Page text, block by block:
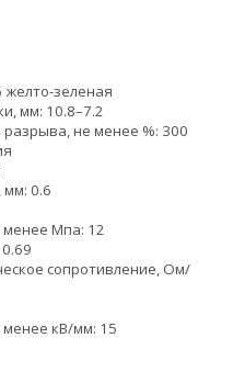
желто-зеленая
мм: 10.8–7.2
не менее %: 300
мм: 0.6
менее Мпа: 12
сопротивление, Ом/
менее кВ/мм: 15